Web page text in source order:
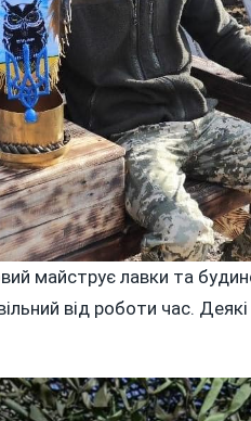
майструє лавки та
від роботи час.